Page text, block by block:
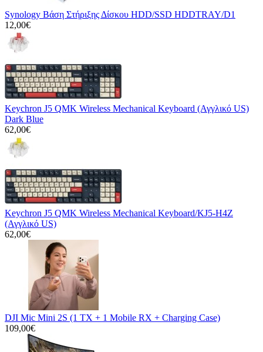
Synology Βάση Στήριξης Δίσκου HDD/SSD HDDTRAY/D1
12,00€
Keychron J5 QMK Wireless Mechanical Keyboard (Αγγλικό US)
Dark Blue
62,00€
Keychron J5 QMK Wireless Mechanical Keyboard/KJ5-H4Z
(Αγγλικό US)
62,00€
DJI Mic Mini 2S (1 TX + 1 Mobile RX + Charging Case)
109,00€